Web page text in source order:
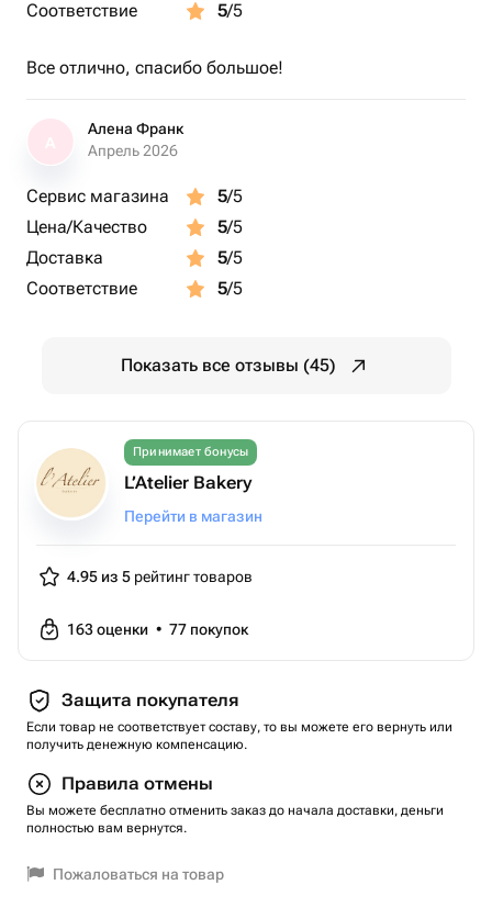
Соответствие 5/5
Все отлично, спасибо большое!
Алена Франк
Апрель 2026
Сервис магазина 5/5
Цена/Качество
5/5
Доставка
5/5
Соответствие
5/5
Показать все отзывы (45)
Принимает бонусы
L’Atelier Bakery
Перейти в магазин
4.95 из 5 рейтинг товаров
163оценки • 77 покупок
Защита покупателя
Если товар не соответствует составу, то вы можете его вернуть или
получить денежную компенсацию.
Правила отмены
Вы можете бесплатно отменить заказ до начала доставки, деньги
полностью вам вернутся.
Пожаловаться на товар